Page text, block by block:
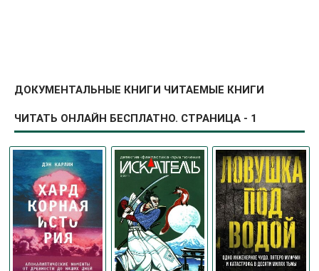
ДОКУМЕНТАЛЬНЫЕ КНИГИ ЧИТАЕМЫЕ КНИГИ
ЧИТАТЬ ОНЛАЙН БЕСПЛАТНО. СТРАНИЦА - 1